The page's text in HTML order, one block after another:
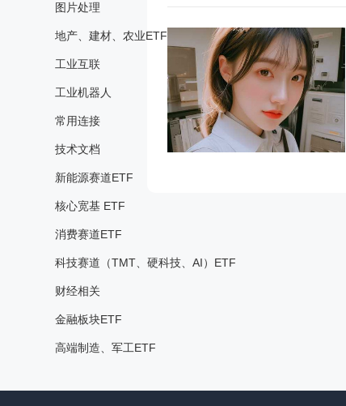
图片处理
地产、建材、农业ETF
工业互联
工业机器人
常用连接
技术文档
新能源赛道ETF
核心宽基 ETF
消费赛道ETF
科技赛道（TMT、硬科技、AI）ETF
财经相关
金融板块ETF
高端制造、军工ETF